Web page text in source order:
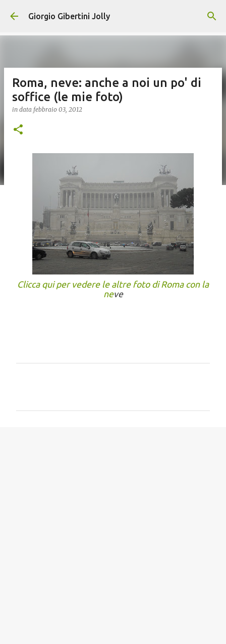
Passa ai contenuti principali
Giorgio Gibertini Jolly
Roma, neve: anche a noi un po' di
soffice (le mie foto)
in data febbraio 03, 2012
Clicca qui per vedere le altre foto di Roma con la
neve